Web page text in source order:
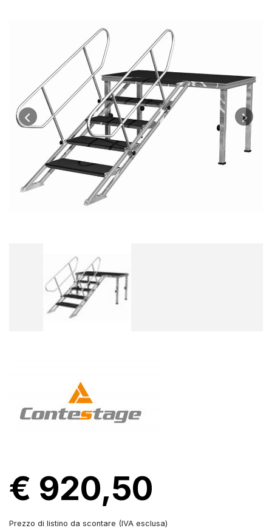
€ 920,50
Prezzo di listino da scontare (IVA esclusa)